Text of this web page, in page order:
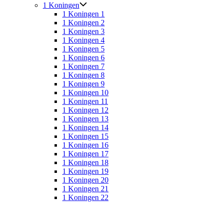
1 Koningen
1 Koningen 1
1 Koningen 2
1 Koningen 3
1 Koningen 4
1 Koningen 5
1 Koningen 6
1 Koningen 7
1 Koningen 8
1 Koningen 9
1 Koningen 10
1 Koningen 11
1 Koningen 12
1 Koningen 13
1 Koningen 14
1 Koningen 15
1 Koningen 16
1 Koningen 17
1 Koningen 18
1 Koningen 19
1 Koningen 20
1 Koningen 21
1 Koningen 22